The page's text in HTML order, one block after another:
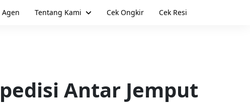
Tentang Kami Cek Ongkir Cek Resi
Antar Jemput